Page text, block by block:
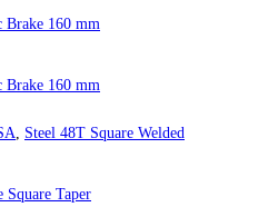
Brake 160 mm
Brake 160 mm
Steel 48T Square Welded
Square Taper